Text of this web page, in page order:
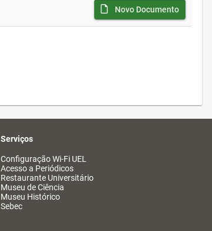
Novo Documento
Serviços
Configuração Wi-Fi UEL
Acesso a Periódicos
Restaurante Universitário
Museu de Ciência
Museu Histórico
Sebec